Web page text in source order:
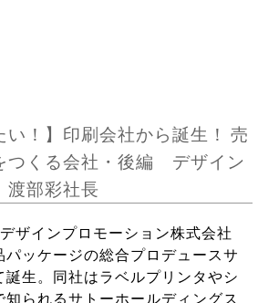
い！】印刷会社から誕生！ 売
つくる会社・後編 デザイン
渡部彩社長
ザインプロモーション株式会社
ッケージの総合プロデュースサ
誕生。同社はラベルプリンタやシ
られるサトーホールディングス